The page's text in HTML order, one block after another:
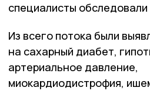
специалисты
Из всего потока были
на сахарный диабет,
артериальное давление,
миокардиодистрофия,